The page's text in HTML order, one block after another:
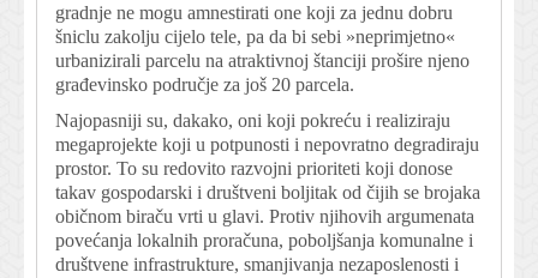
gradnje ne mogu amnestirati one koji za jednu dobru
šniclu zakolju cijelo tele, pa da bi sebi »neprimjetno«
urbanizirali parcelu na atraktivnoj štanciji prošire njeno
građevinsko područje za još 20 parcela.
Najopasniji su, dakako, oni koji pokreću i realiziraju
megaprojekte koji u potpunosti i nepovratno degradiraju
prostor. To su redovito razvojni prioriteti koji donose
takav gospodarski i društveni boljitak od čijih se brojaka
običnom biraču vrti u glavi. Protiv njihovih argumenata
povećanja lokalnih proračuna, poboljšanja komunalne i
društvene infrastrukture, smanjivanja nezaposlenosti i